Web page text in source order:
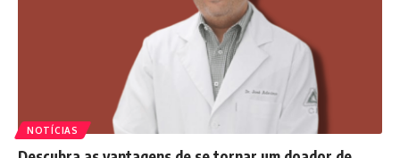
NOTÍCIAS